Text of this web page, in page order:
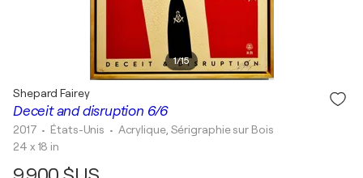
1/15
Deceit and disruption 6/6
Shepard Fairey
2017 • États-Unis • Acrylique, Sérigraphie sur Bois
24 x 18 in